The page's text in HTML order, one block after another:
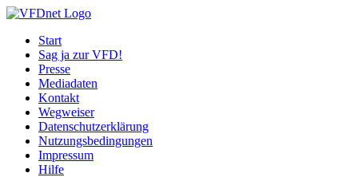
Start
Sag ja zur VFD!
Presse
Mediadaten
Kontakt
Wegweiser
Datenschutzerklärung
Nutzungsbedingungen
Impressum
Hilfe